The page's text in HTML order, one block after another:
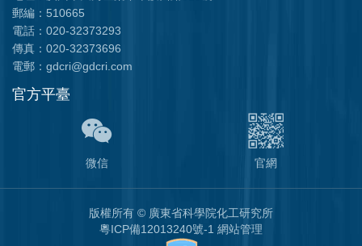
郵編：510665
電話：020-32373293
傳真：020-32373696
電郵：gdcri@gdcri.com
官方平臺
微信 官網
版權所有 © 廣東省科學院化工研究所
粵ICP備12013240號-1 網站管理